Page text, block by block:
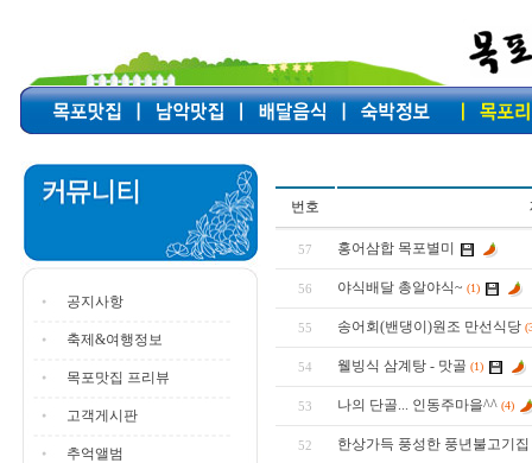
공지사항
축제&여행정보
목포맛집 프리뷰
고객게시판
추억앨범
번호
57 홍어삼합 목포별미
56 야식배달 총알야식~ (1)
55 송어회(밴댕이)원조 만선식당
54 웰빙식 삼계탕 - 맛골 (1)
53 나의 단골... 인동주마을^^ (4)
52 한상가득 풍성한 풍년불고기집